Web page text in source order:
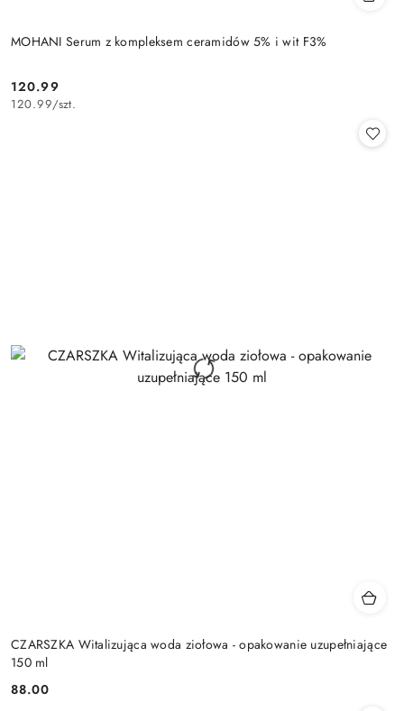
MOHANI Serum z kompleksem ceramidów 5% i wit F3%
Cena:
120.99
120.99/szt.
CZARSZKA Witalizująca woda ziołowa - opakowanie uzupełniające
150 ml
Cena:
88.00